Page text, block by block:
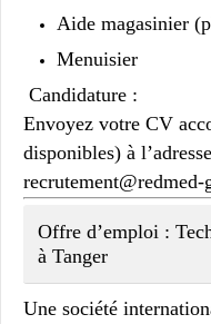
Aide magasinier
Menuisier
Candidature :
Envoyez votre CV
disponibles) à
recrutement@redmed-
Offre d’emploi :
à Tanger
Une société